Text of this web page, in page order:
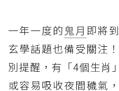
一年一度的鬼月 即將
玄學話題也備受關注
別提醒，有「4個生肖
或容易吸收夜間穢氣